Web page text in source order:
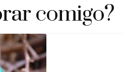
comigo?